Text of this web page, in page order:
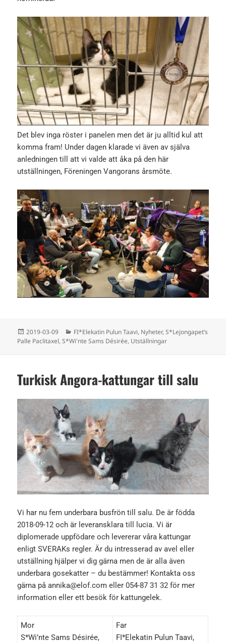
Det blev inga röster i panelen men det är ju alltid kul att
komma fram! Under dagen klarade vi även av själva
anledningen till att vi valde att åka på den här
utställningen, Föreningen Vangorans årsmöte.
Postat
2019-03-09 Kategorier
FI*Elekatin Pulun Taavi, Nyheter,S*Lejongapet’s
Palle Paclitaxel,S*Wi'nte Sams Désirée, Utställningar
Turkisk Angora-kattungar till salu
Vi har nu fem underbara busfrön till salu. De är födda
2018-09-12 och är leveransklara till lucia. Vi är
diplomerade uppfödare och levererar våra kattungar
enligt SVERAKs regler. Är du intresserad av avel eller
utställning hjälper vi dig gärna men de är alla även
underbara gosekatter – du bestämmer! Kontakta oss
gärna på annika@elof.com eller 054-87 31 32 för mer
information eller ett besök för kattungelek.
Mor
S*Wi’nte Sams Désirée,
Far
FI*Elekatin Pulun Taavi,